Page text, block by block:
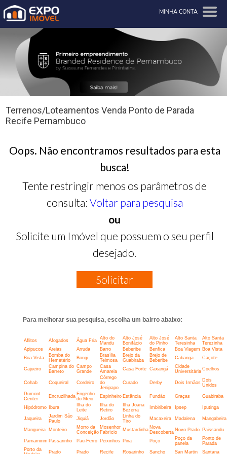
MINHA CONTA
Terrenos/Loteamentos Venda Ponto de Parada
Recife Pernambuco
Oops. Não encontramos resultados para esta
busca!
Tente restringir menos os parâmetros de
consulta: Voltar para pesquisa
ou
Solicite um Imóvel que possuem o seu perfil
desejado.
Solicitar
Para melhorar sua pesquisa, escolha um bairro abaixo:
Aflitos Afogados Água Fria
Alto do
Mandu
Alto José
Bonifácio
Alto José
do Pinho
Alto Santa
Teresinha
Alto Santa
Terezinha
Apipucos
Areias Arruda Barro Beberibe Benfica Boa Viagem Boa Vista
Boa Vista
Bomba do
Hemetério
Bongi
Brasília
Teimosa
Brejo da
Guabiraba
Brejo de
Beberibe
Cabanga Caçote
Cajueiro
Campina do
Barreto
Campo
Grande
Casa
Amarela
Casa Forte Caxangá
Cidade
Universitária Coelhos
Cohab Coqueiral Cordeiro
Córrego
do
Jenipapo
Curado Derby Dois Irmãos Dois
Unidos
Dumont
Center
Encruzilhada Engenho
do Meio
Espinheiro Estância Fundão Graças Guabiraba
Hipódromo Ibura
Ilha do
Leite
Ilha do
Retiro
Ilha Joana
Bezerra
Imbiribeira Ipsep Iputinga
Jaqueira
Jardim São
Paulo
Jiquiá Jordão
Linha do
Tiro
Macaxeira Madalena Mangabeira
Mangueira Monteiro
Morro da
Conceição
Mosenhor
Fabrício
Mustardinha Nova
Descoberta Novo Prado Paissandu
Parnamirim Passarinho Pau-Ferro Peixinhos Pina Poço
Poço da
panela
Ponto de
Parada
Porto da
Prado Prado Recife Rosarinho Sancho San Martin Santana